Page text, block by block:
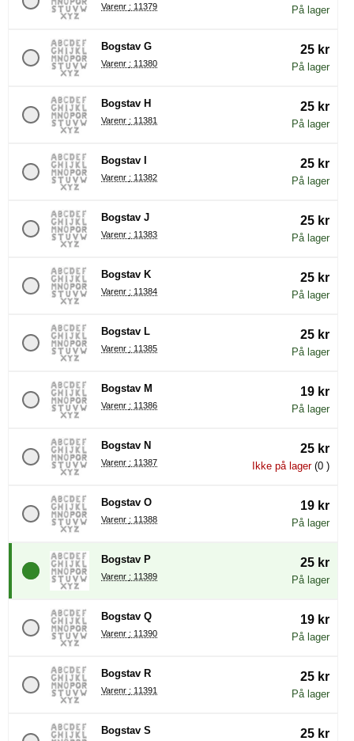
Varenr : 11379 På lager
Bogstav G
Varenr : 11380
25 kr
På lager
Bogstav H
Varenr : 11381
25 kr
På lager
Bogstav I
Varenr : 11382
25 kr
På lager
Bogstav J
Varenr : 11383
25 kr
På lager
Bogstav K
Varenr : 11384
25 kr
På lager
Bogstav L
Varenr : 11385
25 kr
På lager
Bogstav M
Varenr : 11386
19 kr
På lager
Bogstav N
Varenr : 11387
25 kr
Ikke på lager(0 )
Bogstav O
Varenr : 11388
19 kr
På lager
Bogstav P
Varenr : 11389
25 kr
På lager
Bogstav Q
Varenr : 11390
19 kr
På lager
Bogstav R
Varenr : 11391
25 kr
På lager
Bogstav S 25 kr